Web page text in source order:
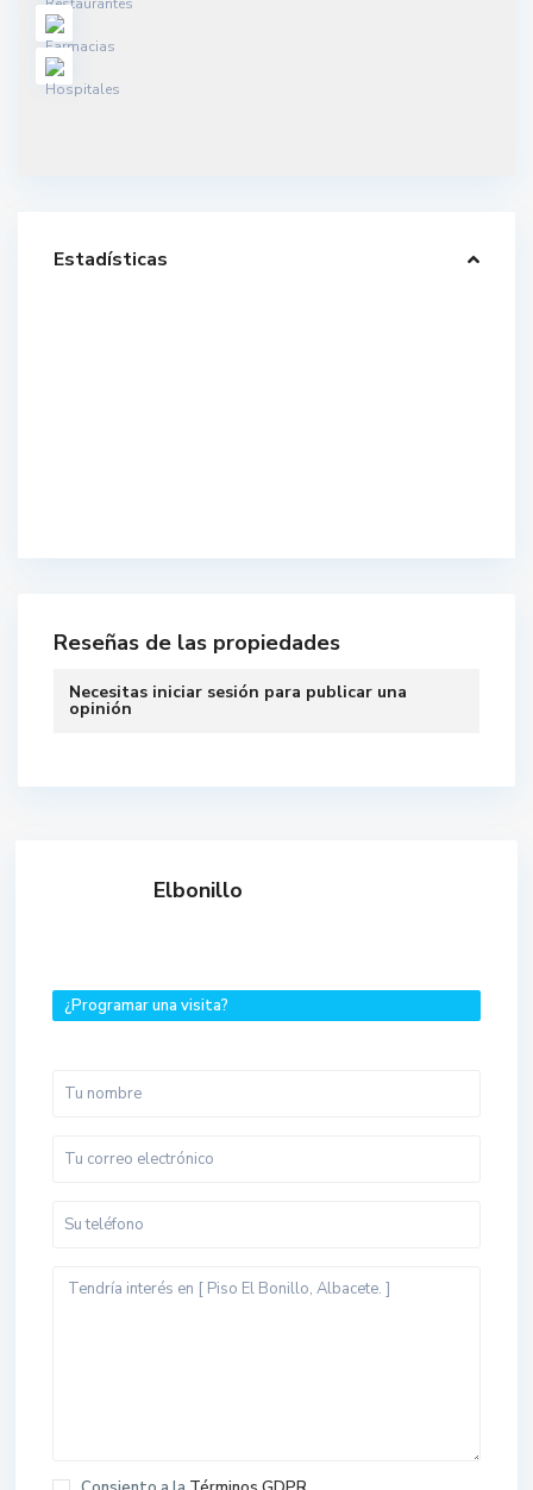
Estadísticas
Reseñas de las propiedades
Necesitas iniciar sesión para publicar una
opinión
Elbonillo
¿Programar una visita?